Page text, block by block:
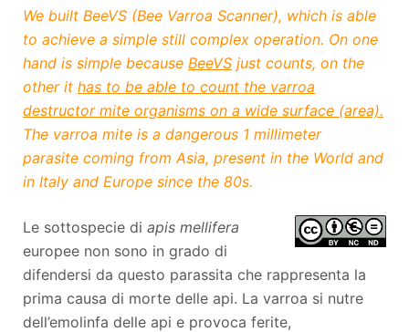
We built BeeVS (Bee Varroa Scanner), which is able
to achieve a simple still complex operation. On one
hand is simple because BeeVS just counts, on the
other it has to be able to count the varroa
destructor mite organisms on a wide surface (area).
The varroa mite is a dangerous 1 millimeter
parasite coming from Asia, present in the World and
in Italy and Europe since the 80s.
Le sottospecie di apis mellifera
europee non sono in grado di
difendersi da questo parassita che rappresenta la
prima causa di morte delle api. La varroa si nutre
dell’emolinfa delle api e provoca ferite,